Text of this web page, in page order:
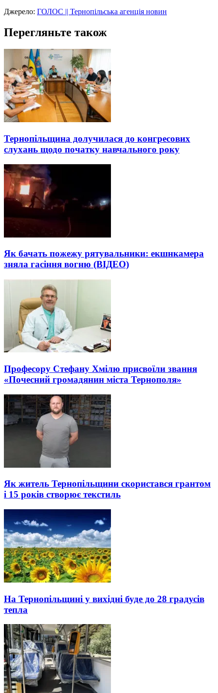
Джерело: ГОЛОС || Тернопільська агенція новин
Перегляньте також
Тернопільщина долучилася до конгресових
слухань щодо початку навчального року
Як бачать пожежу рятувальники: екшнкамера
зняла гасіння вогню (ВІДЕО)
Професору Стефану Хмілю присвоїли звання
«Почесний громадянин міста Тернополя»
Як житель Тернопільщини скористався грантом
і 15 років створює текстиль
На Тернопільщині у вихідні буде до 28 градусів
тепла